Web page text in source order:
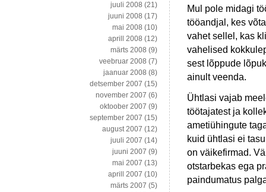
Mul pole midagi
tööandjal, kes
vahet sellel, kas
vahelised
sest lõppude
ainult veenda.
Ühtlasi vajab
töötajatest ja
ametiühingute
kuid ühtlasi ei
on väikefirmad.
otstarbekas ega
paindumatus
juuli 2008 (21)
juuni 2008 (17)
mai 2008 (10)
aprill 2008 (12)
märts 2008 (9)
veebruar 2008 (7)
jaanuar 2008 (8)
detsember 2007 (15)
november 2007 (6)
oktoober 2007 (9)
september 2007 (15)
august 2007 (12)
juuli 2007 (14)
juuni 2007 (9)
mai 2007 (13)
aprill 2007 (10)
märts 2007 (5)